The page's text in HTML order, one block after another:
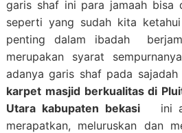
garis shaf ini para jamaah bisa
seperti yang sudah kita
penting dalam ibadah
merupakan syarat
adanya garis shaf pada
karpet masjid berkualitas di
Utara kabupaten bekasiini
merapatkan, meluruskan dan